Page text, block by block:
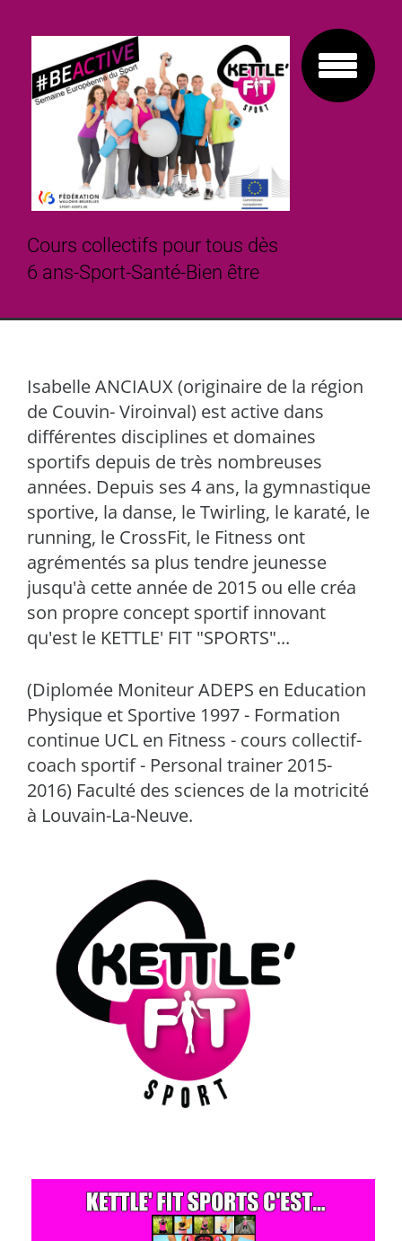
Cours collectifs pour tous dès
6 ans-Sport-Santé-Bien être
Isabelle ANCIAUX (originaire de la région
de Couvin- Viroinval) est active dans
différentes disciplines et domaines
sportifs depuis de très nombreuses
années. Depuis ses 4 ans, la gymnastique
sportive, la danse, le Twirling, le karaté, le
running, le CrossFit, le Fitness ont
agrémentés sa plus tendre jeunesse
jusqu'à cette année de 2015 ou elle créa
son propre concept sportif innovant
qu'est le KETTLE' FIT "SPORTS"...
(Diplomée Moniteur ADEPS en Education
Physique et Sportive 1997 - Formation
continue UCL en Fitness - cours collectif-
coach sportif - Personal trainer 2015-
2016) Faculté des sciences de la motricité
à Louvain-La-Neuve.